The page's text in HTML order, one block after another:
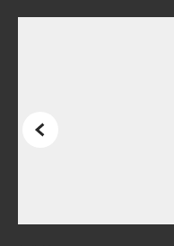
Precedente